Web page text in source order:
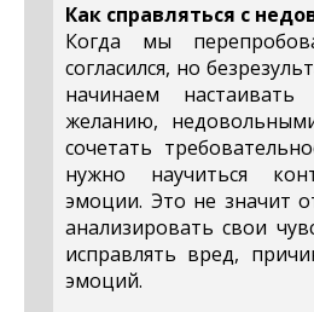
Как справляться с
Когда мы
согласился, но
начинаем
желанию,
сочетать
нужно научиться
эмоции. Это не значит
анализировать свои
исправлять вред,
эмоций.